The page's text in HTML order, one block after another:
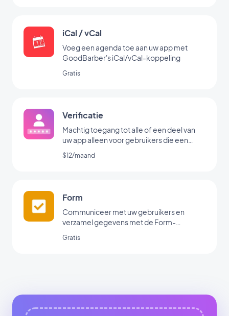
iCal / vCal
Voeg een agenda toe aan uw app met
GoodBarber's iCal/vCal-koppeling
Gratis
Verificatie
Machtig toegang tot alle of een deel van
uw app alleen voor gebruikers die een
gebruikersnaam en / of wachtwoord
hebben
$12/maand
Form
Communiceer met uw gebruikers en
verzamel gegevens met de Form-
Gratis